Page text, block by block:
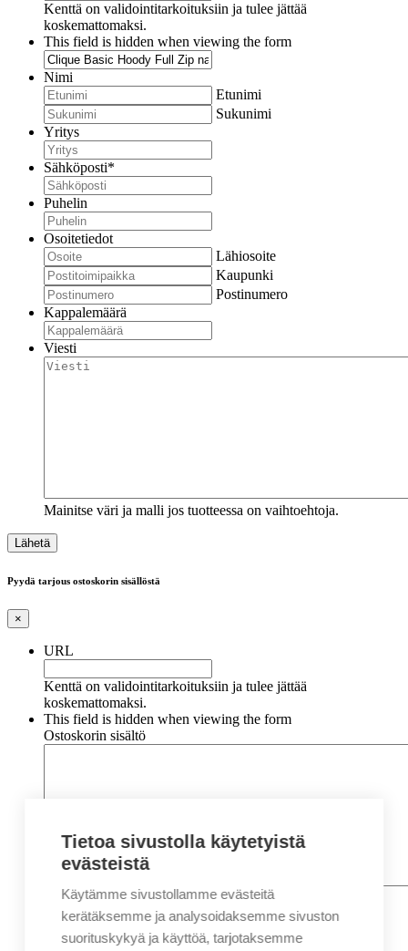
Kenttä on validointitarkoituksiin ja tulee jättää
koskemattomaksi.
This field is hidden when viewing the form
Nimi
Etunimi
Sukunimi
Yritys
Sähköposti*
Puhelin
Osoitetiedot
Lähiosoite
Kaupunki
Postinumero
Kappalemäärä
Viesti
Mainitse väri ja malli jos tuotteessa on vaihtoehtoja.
Pyydä tarjous ostoskorin sisällöstä
×
URL
Kenttä on validointitarkoituksiin ja tulee jättää
koskemattomaksi.
This field is hidden when viewing the form
Ostoskorin sisältö
Nimi*
Etunimi
Sukunimi
Tietoa sivustolla käytetyistä
evästeistä
Käytämme sivustollamme evästeitä
kerätäksemme ja analysoidaksemme sivuston
suorituskykyä ja käyttöä, tarjotaksemme